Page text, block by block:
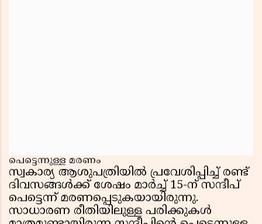
പെട്ടെന്നുള്ള മരണം
സ്വകാര്യ ആശുപത്രിയിൽ പ്രവേശിപ്പിച്ച് രണ്ട്
ദിവസങ്ങൾക്ക് ശേഷം മാർച്ച് 15-ന് സന്ദീപ്
പെട്ടെന്ന് മരണപ്പെടുകയായിരുന്നു.
സാധാരണ രീതിയിലുള്ള പരിക്കുകൾ